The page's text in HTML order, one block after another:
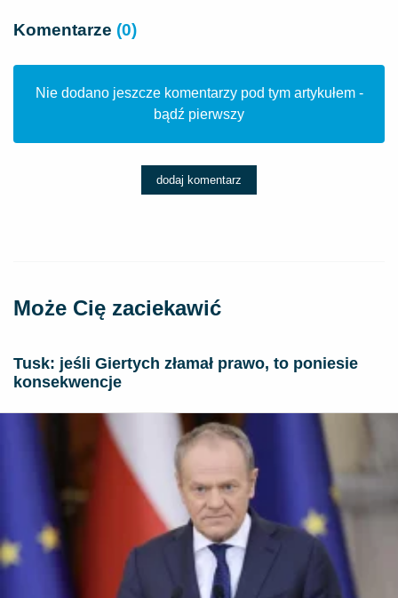
Komentarze (0)
Nie dodano jeszcze komentarzy pod tym artykułem -
bądź pierwszy
dodaj komentarz
Może Cię zaciekawić
Tusk: jeśli Giertych złamał prawo, to poniesie
konsekwencje